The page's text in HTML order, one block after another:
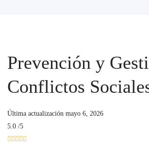
Prevención y
Conflictos
Última actualización mayo 6, 2026
5.0 /5